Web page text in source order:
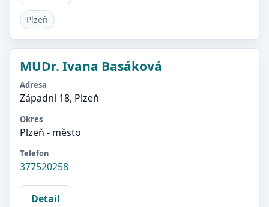
Plzeň
MUDr. Ivana Basáková
Adresa
Západní 18, Plzeň
Okres
Plzeň - město
Telefon
377520258
Detail